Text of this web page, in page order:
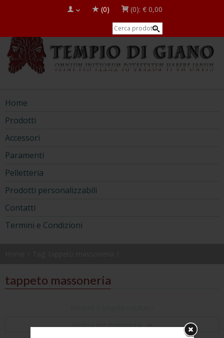
(0) (0): € 0,00
Home
Prodotti
Accessori
Paramenti
Pelletteria
Prodotti personalizzabili
Contatti
Termini e Condizioni
tappeto massoneria
Ordina per popolarità